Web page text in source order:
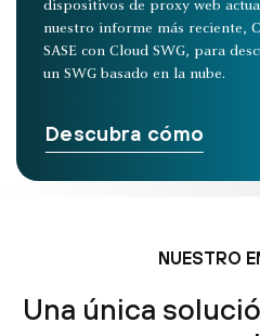
dispositivos de proxy web
nuestro informe más reciente,
SASE con Cloud SWG, para
un SWG basado en la nube.
Descubra cómo
NUESTRO
Una única